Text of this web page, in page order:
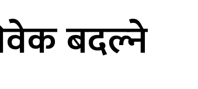
बदल्ने